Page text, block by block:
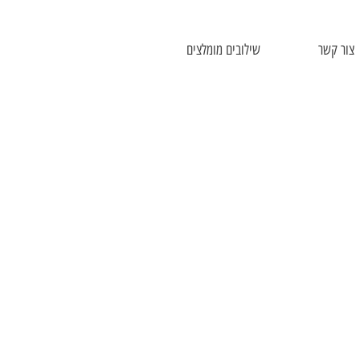
צור קשר שילובים מומלצים